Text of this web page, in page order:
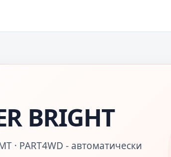
BRIGHT
· PART4WD - автоматически